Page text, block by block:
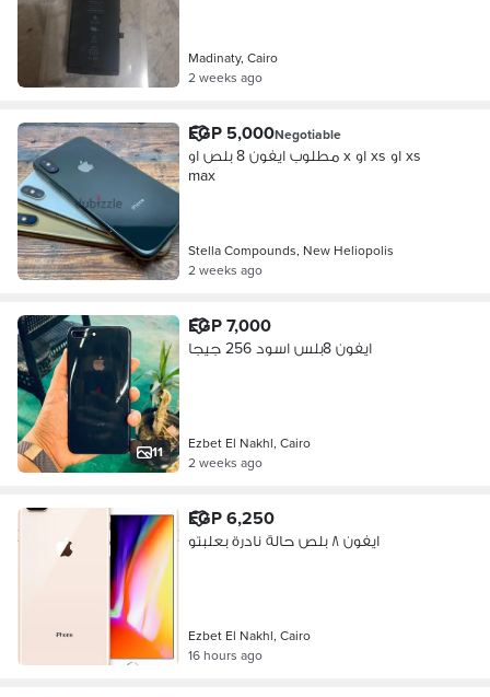
Madinaty, Cairo
2 weeks ago
EGP 5,000Negotiable
مطلوب ايفون 8 بلص او x او xs او xs
max
Stella Compounds, New Heliopolis
2 weeks ago
11
EGP 7,000
ايفون 8بلس اسود 256 جيجا
Ezbet El Nakhl, Cairo
2 weeks ago
EGP 6,250
ايفون ٨ بلص حالة نادرة بعلبتو
Ezbet El Nakhl, Cairo
16 hours ago